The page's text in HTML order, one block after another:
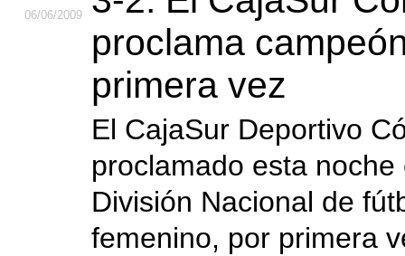
06/06/2009
proclama
primera vez
El CajaSur Deportivo
proclamado esta
División Nacional de
femenino, por primera